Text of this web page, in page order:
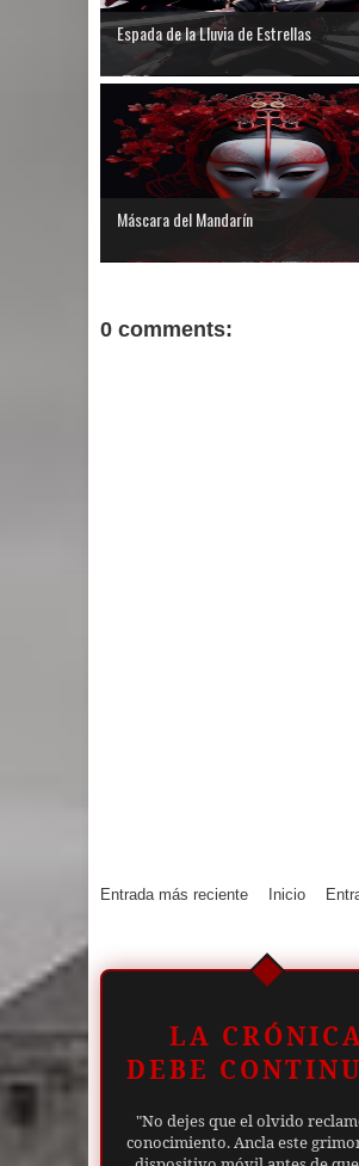
Espada de la Lluvia de Estrellas
Máscara del Mandarín
0 comments:
Entrada más reciente Inicio
LA
DEBE
"No dejes que el olvido
conocimiento. Ancla este